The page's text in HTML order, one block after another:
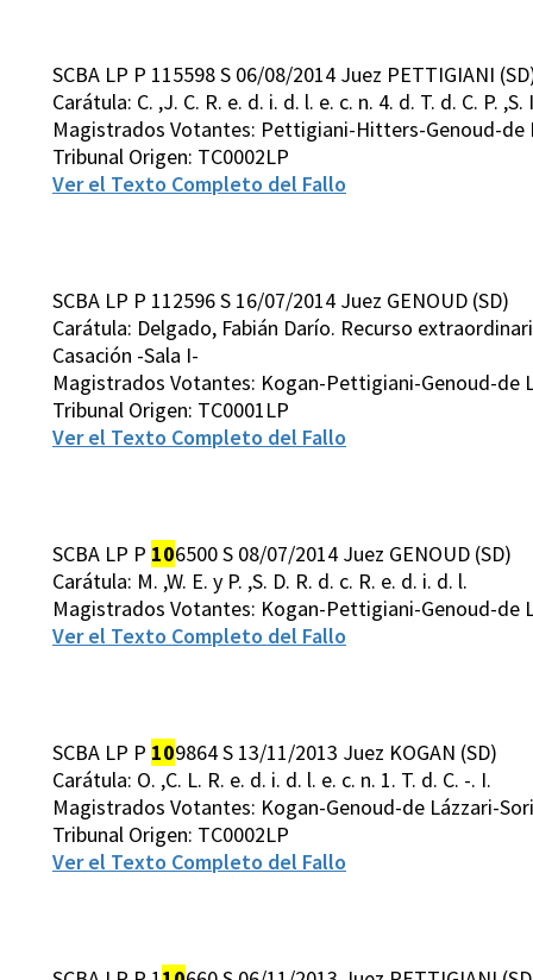
SCBA LP P 115598 S 06/08/2014 Juez PETTIGIANI
Carátula: C. ,J. C. R. e. d. i. d. l. e. c. n. 4. d. T. d. C. P. ,S.
Magistrados Votantes: Pettigiani-Hitters-Genoud-de
Tribunal Origen: TC0002LP
Ver el Texto Completo del Fallo
SCBA LP P 112596 S 16/07/2014 Juez GENOUD (SD)
Carátula: Delgado, Fabián Darío. Recurso
Casación -Sala I-
Magistrados Votantes: Kogan-Pettigiani-Genoud-de
Tribunal Origen: TC0001LP
Ver el Texto Completo del Fallo
SCBA LP P 106500 S 08/07/2014 Juez GENOUD (SD)
Carátula: M. ,W. E. y P. ,S. D. R. d. c. R. e. d. i. d. l.
Magistrados Votantes: Kogan-Pettigiani-Genoud-de
Ver el Texto Completo del Fallo
SCBA LP P 109864 S 13/11/2013 Juez KOGAN (SD)
Carátula: O. ,C. L. R. e. d. i. d. l. e. c. n. 1. T. d. C. -. I.
Magistrados Votantes: Kogan-Genoud-de Lázzari-
Tribunal Origen: TC0002LP
Ver el Texto Completo del Fallo